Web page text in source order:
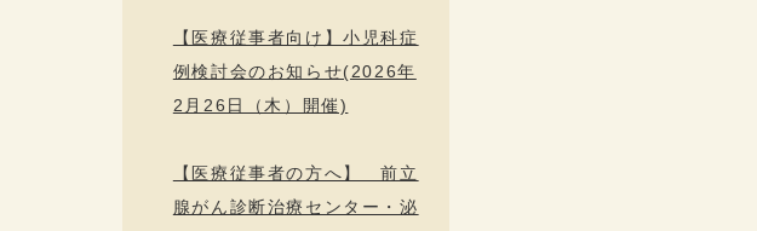
【医療従事者向け】小児科症
例検討会のお知らせ(2026年
2月26日（木）開催)
【医療従事者の方へ】 前立
腺がん診断治療センター・泌